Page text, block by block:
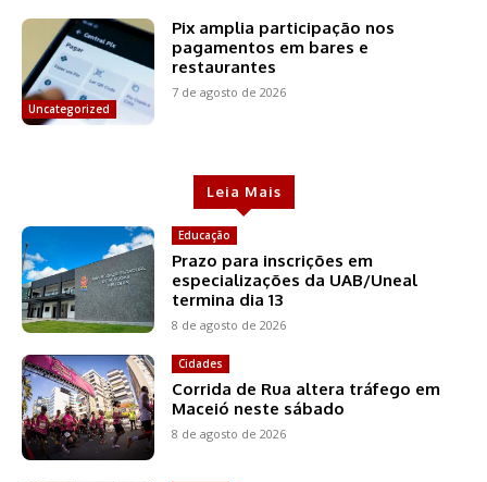
Uncategorized
Pix amplia participação nos
pagamentos em bares e
restaurantes
7 de agosto de 2026
Leia Mais
Educação
Prazo para inscrições em
especializações da UAB/Uneal
termina dia 13
8 de agosto de 2026
Cidades
Corrida de Rua altera tráfego em
Maceió neste sábado
8 de agosto de 2026